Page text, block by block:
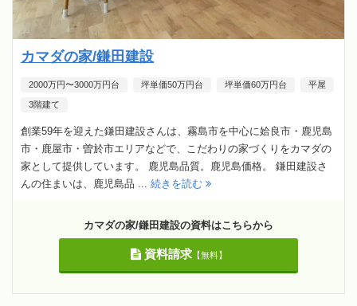
カマダの家/鎌田建設
2000万円〜3000万円台 坪単価50万円台 坪単価60万円台 平屋
3階建て
創業59年を迎えた鎌田建設さんは、霧島市を中心に姶良市・鹿児島
市・鹿屋市・曽於市エリアなどで、こだわりの家づくりをカマダの
家として提供しています。 鹿児島品質。鹿児島価格。 鎌田建設さ
んの住まいは、鹿児島品 ... 続きを読む
カマダの家/鎌田建設の資料はこちらから
資料請求【無料】